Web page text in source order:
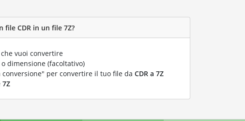
file CDR in un file 7Z?
che vuoi convertire
dimensione (facoltativo)
conversione" per convertire il tuo file da CDR a 7Z
7Z